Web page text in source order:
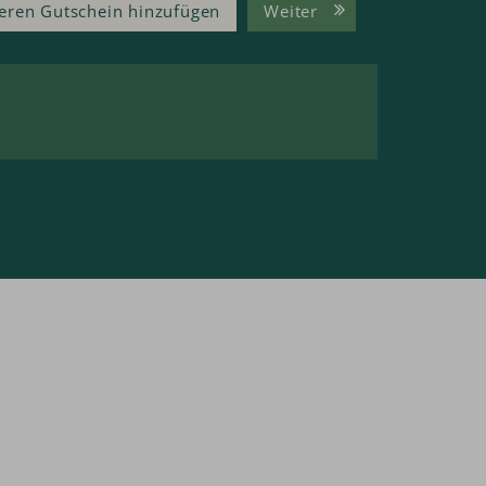
Gutschein hinzufügen Weiter